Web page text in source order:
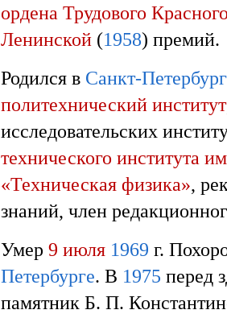
ордена Трудового
Ленинской (1958) премий.
Родился в Санкт-
политехнический институт
исследовательских
технического института
«Техническая физика»,
знаний, член
Умер 9 июля 1969 г.
Петербурге. В 1975 перед
памятник Б. П.